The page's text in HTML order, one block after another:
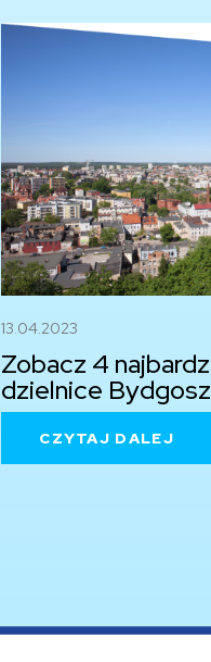
13.04.2023
Zobacz 4
dzielnice
CZYTAJ DALEJ